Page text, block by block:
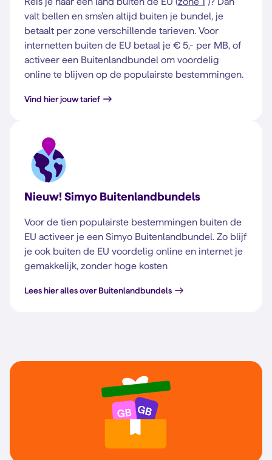
valt bellen en sms'en altijd buiten je bundel, je
betaalt per zone verschillende tarieven. Voor
internetten buiten de EU betaal je € 5,- per MB, of
activeer een Buitenlandbundel om voordelig
online te blijven op de populairste bestemmingen.
Vind hier jouw tarief
Nieuw! Simyo Buitenlandbundels
Voor de tien populairste bestemmingen buiten de
EU activeer je een Simyo Buitenlandbundel. Zo blijf
je ook buiten de EU voordelig online en internet je
gemakkelijk, zonder hoge kosten
Lees hier alles over Buitenlandbundels